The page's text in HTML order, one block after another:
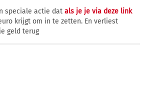
speciale actie dat als je je via deze link
krijgt om in te zetten. En verliest
geld terug